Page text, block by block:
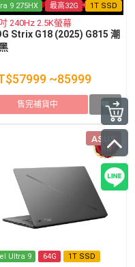
9 275HX 最高32G 1T SSD
240Hz 2.5K螢幕
Strix G18 (2025) G815 潮
~85999
售完補貨中
ASUS
Ultra 9 64G 1T SSD